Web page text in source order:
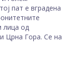
пат е вградена
лица од
Црна Гора. Се на